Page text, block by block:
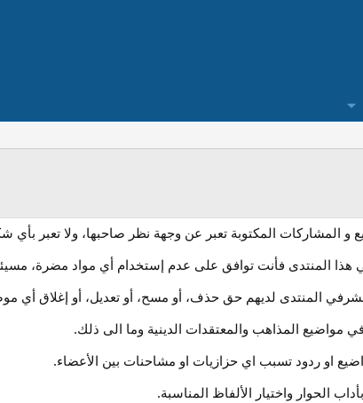
و المشاركات المكتوبة تعبر عن وجهة نظر صاحبها، ولا تعبر
هذا المنتدى فأنت توافق على عدم إستخدام أي مواد مضرة،
المنتدى لديهم حق حذف، أو مسح، أو تعديل، أو إغلاق أي
مواضيع المذاهب والمعتقدات الدينية وما الى ذلك.
او ردود تسبب اي حزازيات او مشاحنات بين الأعضاء.
بأداب الحوار واختيار الألفاظ المناسبة.